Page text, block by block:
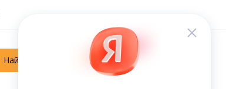
Отложенные
Кабинет